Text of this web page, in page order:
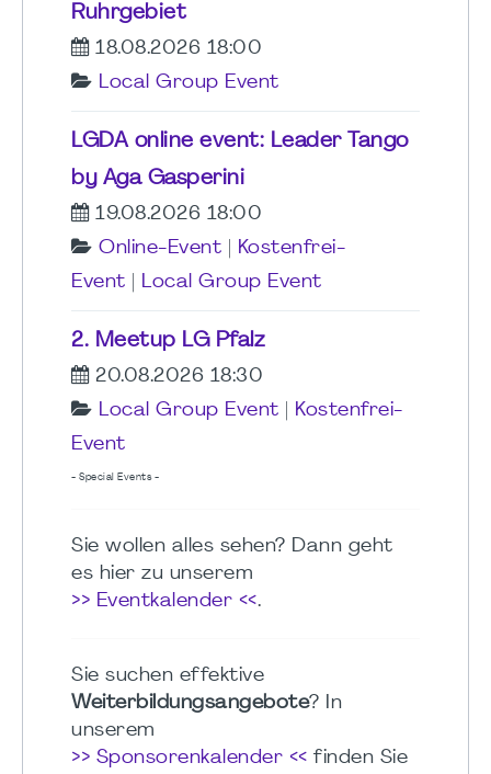
Ruhrgebiet
18.08.2026 18:00
Local Group Event
LGDA online event: Leader Tango
by Aga Gasperini
19.08.2026 18:00
Online-Event
Kostenfrei-
Event
Local Group Event
2. Meetup LG Pfalz
20.08.2026 18:30
Local Group Event
Kostenfrei-
Event
- Special Events -
Sie wollen alles sehen? Dann geht
es hier zu unserem
>> Eventkalender <<.
Sie suchen effektive
Weiterbildungsangebote? In
unserem
>> Sponsorenkalender << finden Sie